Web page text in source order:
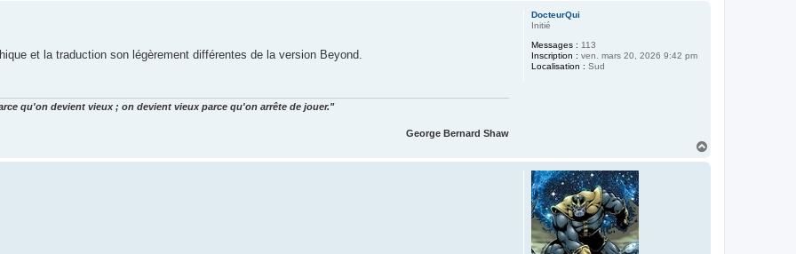
DocteurQui
Initié
Messages : 113
Inscription : ven. mars 20, 2026 9:42 pm
Localisation : Sud
et la traduction son légèrement différentes de la version Beyond.
qu'on devient vieux ; on devient vieux parce qu'on arrête de jouer."
George Bernard Shaw